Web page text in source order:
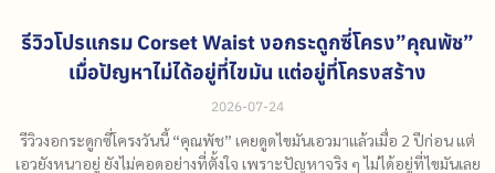
รีวิวโปรแกรม Corset Waist งอกระดูกซี่โครง”คุณพัช”
เมื่อปัญหาไม่ได้อยู่ที่ไขมัน แต่อยู่ที่โครงสร้าง
2026-07-24
รีวิวงอกระดูกซี่โครงวันนี้ “คุณพัช” เคยดูดไขมันเอวมาแล้วเมื่อ 2 ปีก่อน แต่
เอวยังหนาอยู่ ยังไม่คอดอย่างที่ตั้งใจ เพราะปัญหาจริง ๆ ไม่ได้อยู่ที่ไขมันเลย